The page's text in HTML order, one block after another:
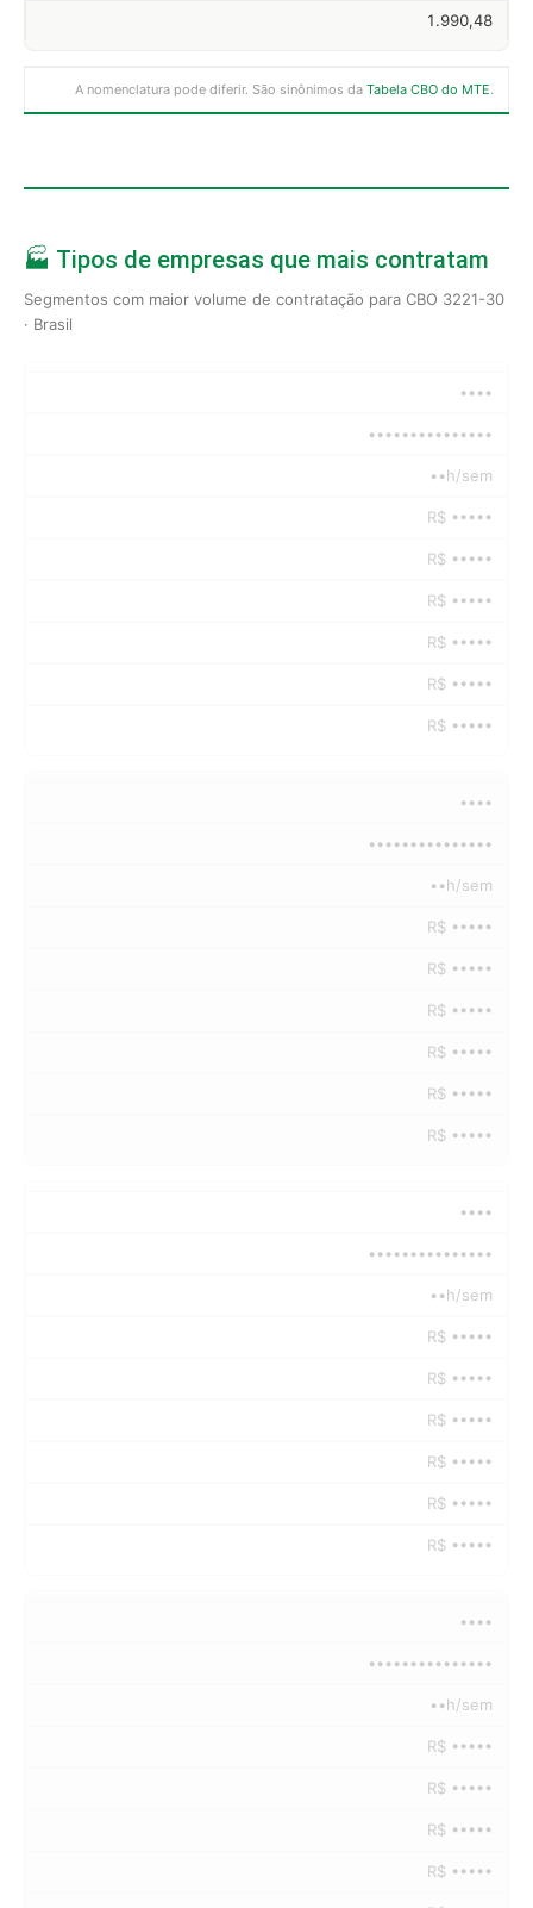
1.990,48
A nomenclatura pode diferir. São sinônimos da Tabela CBO do MTE.
🏭 Tipos de empresas que mais contratam
Segmentos com maior volume de contratação para CBO 3221-30
· Brasil
••••
•••••••••••••••
••h/sem
R$ •••••
R$ •••••
R$ •••••
R$ •••••
R$ •••••
R$ •••••
••••
•••••••••••••••
••h/sem
R$ •••••
R$ •••••
R$ •••••
R$ •••••
R$ •••••
R$ •••••
••••
•••••••••••••••
••h/sem
R$ •••••
R$ •••••
R$ •••••
R$ •••••
R$ •••••
R$ •••••
••••
•••••••••••••••
••h/sem
R$ •••••
R$ •••••
R$ •••••
R$ •••••